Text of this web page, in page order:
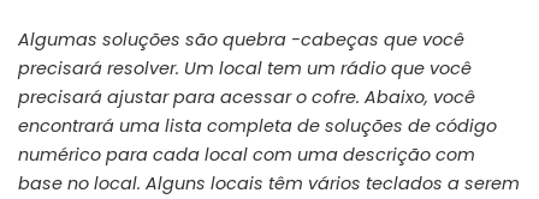
Algumas soluções são quebra -cabeças que você
precisará resolver. Um local tem um rádio que você
precisará ajustar para acessar o cofre. Abaixo, você
encontrará uma lista completa de soluções de código
numérico para cada local com uma descrição com
base no local. Alguns locais têm vários teclados a serem